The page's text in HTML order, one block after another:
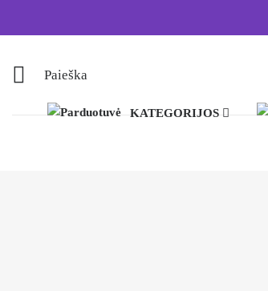
Paieška
KATEGORIJOS